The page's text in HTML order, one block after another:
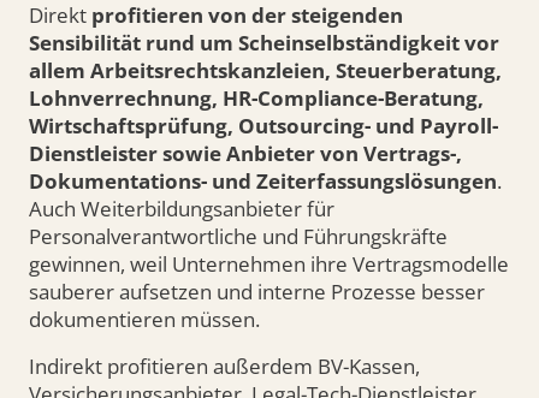
Direkt profitieren von der steigenden
Sensibilität rund um Scheinselbständigkeit vor
allem Arbeitsrechtskanzleien, Steuerberatung,
Lohnverrechnung, HR-Compliance-Beratung,
Wirtschaftsprüfung, Outsourcing- und Payroll-
Dienstleister sowie Anbieter von Vertrags-,
Dokumentations- und Zeiterfassungslösungen.
Auch Weiterbildungsanbieter für
Personalverantwortliche und Führungskräfte
gewinnen, weil Unternehmen ihre Vertragsmodelle
sauberer aufsetzen und interne Prozesse besser
dokumentieren müssen.
Indirekt profitieren außerdem BV-Kassen,